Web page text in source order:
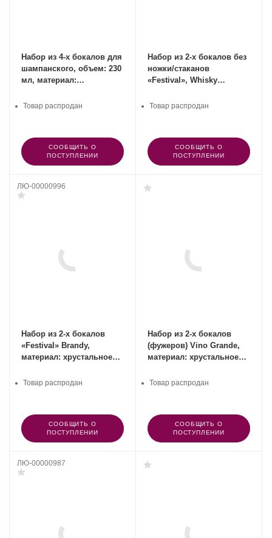
Набор из 4-х бокалов для
шампанского, объем: 230
мл, материал:
Perfect, SPIEGELAU,
Товар распродан
СООБЩИТЬ О
ПОСТУПЛЕНИИ
Набор из 2-х бокалов без
ножки/стаканов
«Festival», Whisky
Германия
Товар распродан
СООБЩИТЬ О
ПОСТУПЛЕНИИ
ЛЮ-00000996
Набор из 2-х бокалов
«Festival» Brandy,
материал: хрустальное
Германия
Товар распродан
СООБЩИТЬ О
ПОСТУПЛЕНИИ
Набор из 2-х бокалов
(фужеров) Vino Grande,
материал: хрустальное
Германия
Товар распродан
СООБЩИТЬ О
ПОСТУПЛЕНИИ
ЛЮ-00000987